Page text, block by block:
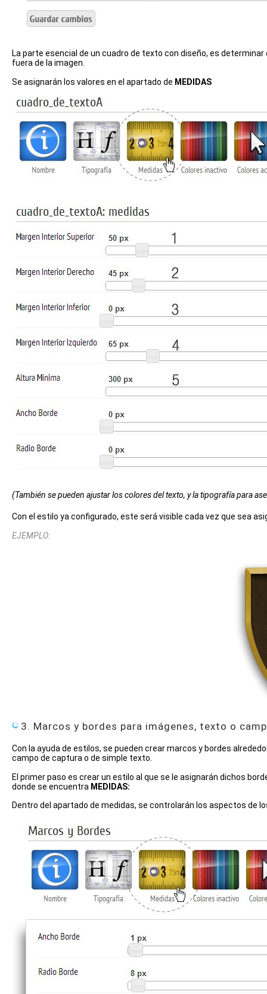
La parte esencial de un cuadro de texto con diseño, es
fuera de la imagen.
Se asignarán los valores en el apartado de MEDIDAS
(También se pueden ajustar los colores del texto, y la tipografía para
Con el estilo ya configurado, este será visible cada vez que sea
EJEMPLO:
3. Marcos y bordes para imágenes, texto o
Con la ayuda de estilos, se pueden crear marcos y bordes
campo de captura o de simple texto.
El primer paso es crear un estilo al que se le asignarán dichos
donde se encuentra MEDIDAS:
Dentro del apartado de medidas, se controlarán los aspectos de